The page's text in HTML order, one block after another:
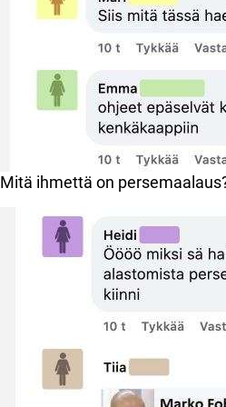
Mitä ihmettä on